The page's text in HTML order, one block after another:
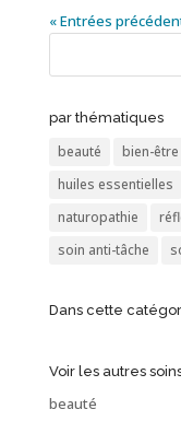
« Entrées
par thématiques
beauté bien-être
huiles essentielles
naturopathie
soin anti-tâche
Dans cette
Voir les autres
beauté